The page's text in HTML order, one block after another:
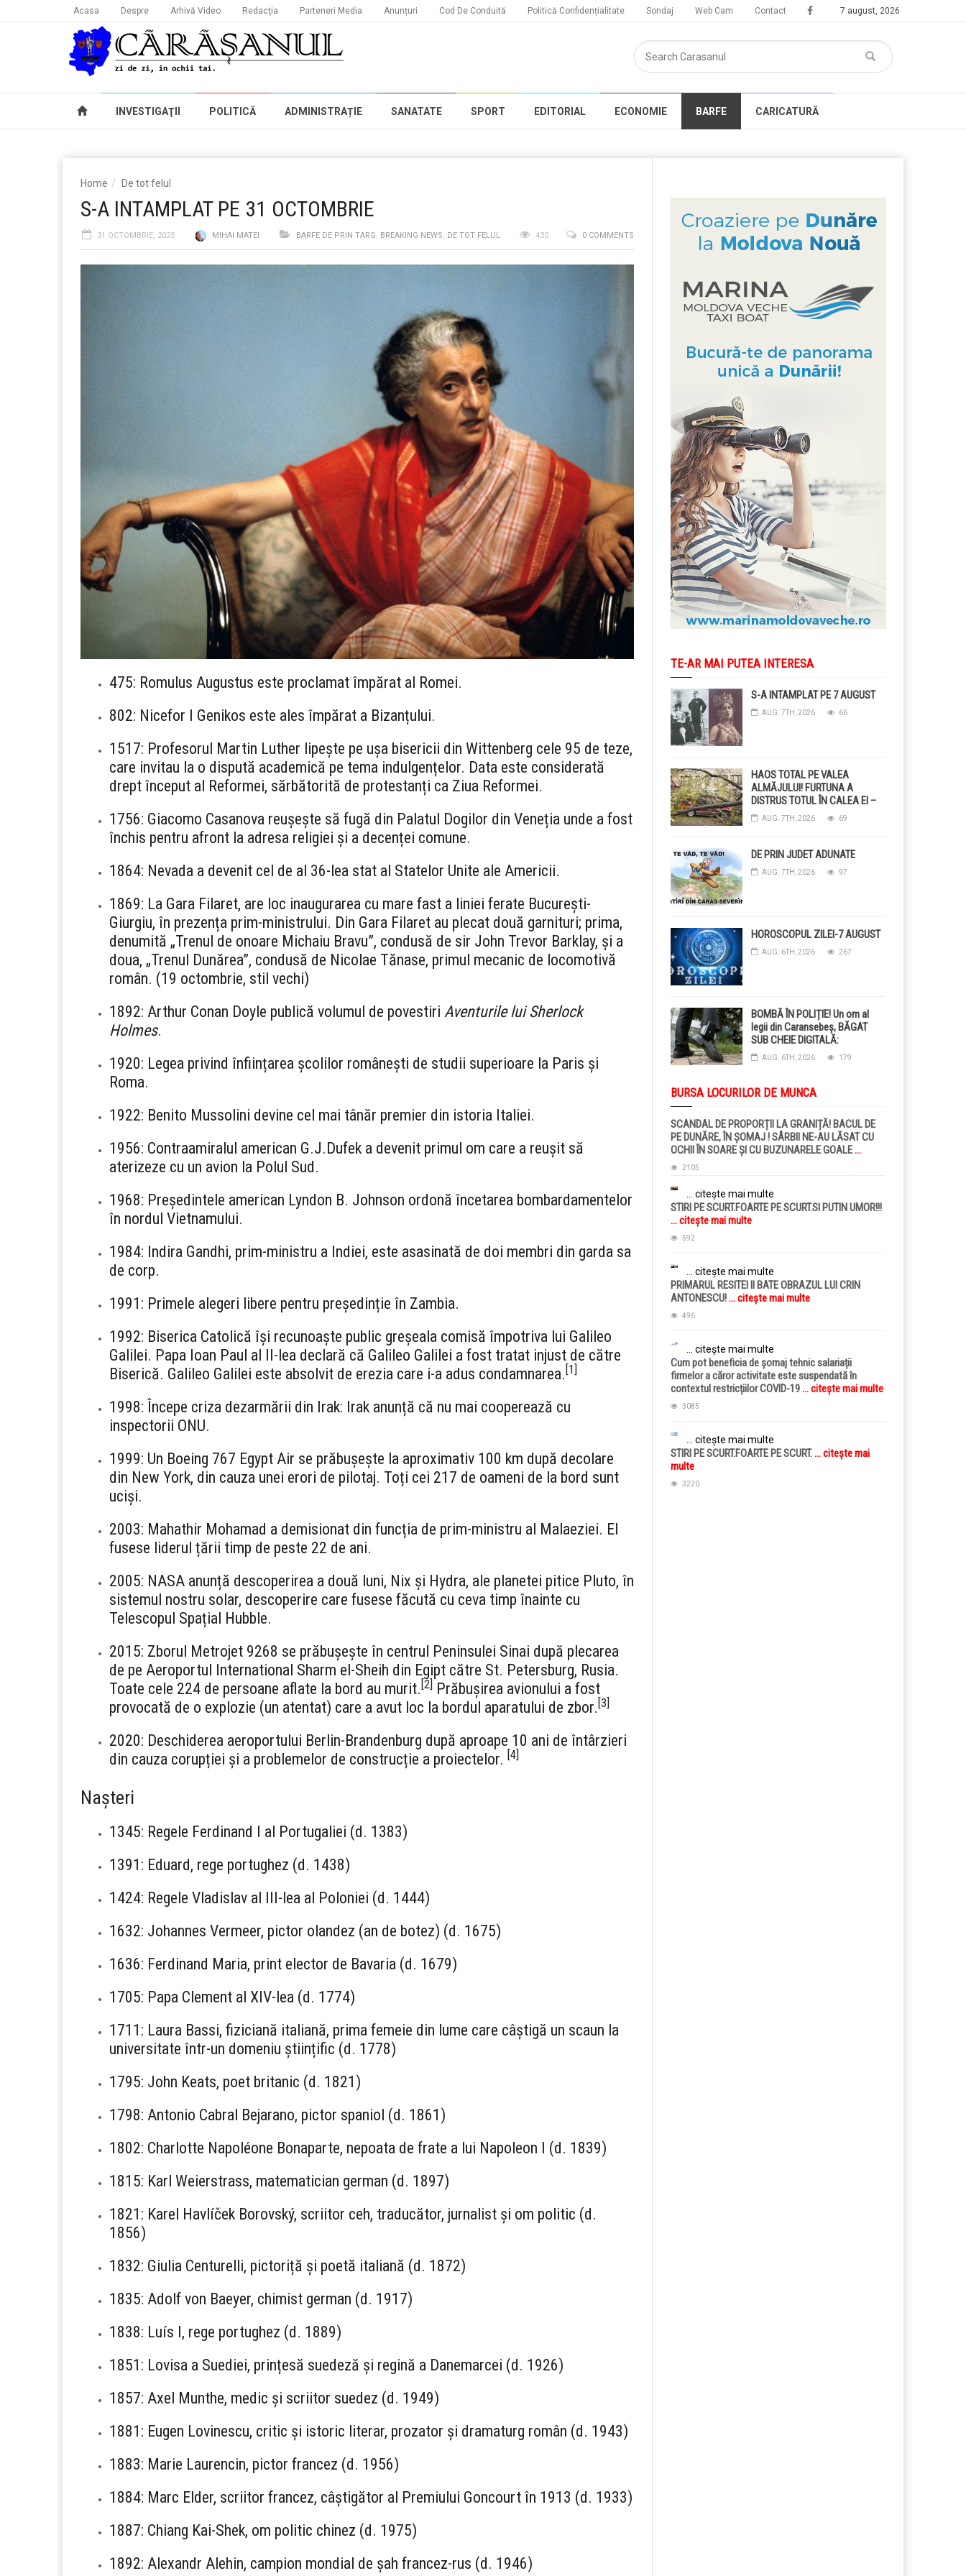
7 august, 2026
Acasa Despre Arhivă Video Redacţia Parteneri Media Anunțuri Cod De Conduită Politică Confidențialitate Sondaj Web Cam Contact
INVESTIGAŢII POLITICĂ ADMINISTRAȚIE SANATATE SPORT EDITORIAL ECONOMIE BARFE CARICATURĂ
Home De tot felul
S-A INTAMPLAT PE 31 OCTOMBRIE
31 OCTOMBRIE, 2025 MIHAI MATEI BARFE DE PRIN TARG, BREAKING NEWS, DE TOT FELUL 0 COMMENTS
430
475: Romulus Augustus este proclamat împărat al Romei.
802: Nicefor I Genikos este ales împărat a Bizanțului.
1517: Profesorul Martin Luther lipește pe ușa bisericii din Wittenberg cele 95 de teze,
care invitau la o dispută academică pe tema indulgențelor. Data este considerată
drept început al Reformei, sărbătorită de protestanți ca Ziua Reformei.
1756: Giacomo Casanova reușește să fugă din Palatul Dogilor din Veneția unde a fost
închis pentru afront la adresa religiei și a decenței comune.
1864: Nevada a devenit cel de al 36-lea stat al Statelor Unite ale Americii.
1869: La Gara Filaret, are loc inaugurarea cu mare fast a liniei ferate București-
Giurgiu, în prezența prim-ministrului. Din Gara Filaret au plecat două garnituri; prima,
denumită „Trenul de onoare Michaiu Bravu”, condusă de sir John Trevor Barklay, și a
doua, „Trenul Dunărea”, condusă de Nicolae Tănase, primul mecanic de locomotivă
român. (19 octombrie, stil vechi)
1892: Arthur Conan Doyle publică volumul de povestiri Aventurile lui Sherlock
Holmes.
1920: Legea privind înființarea școlilor românești de studii superioare la Paris și
Roma.
1922: Benito Mussolini devine cel mai tânăr premier din istoria Italiei.
1956: Contraamiralul american G.J.Dufek a devenit primul om care a reușit să
aterizeze cu un avion la Polul Sud.
1968: Președintele american Lyndon B. Johnson ordonă încetarea bombardamentelor
în nordul Vietnamului.
1984: Indira Gandhi, prim-ministru a Indiei, este asasinată de doi membri din garda sa
de corp.
1991: Primele alegeri libere pentru președinție în Zambia.
1992: Biserica Catolică își recunoaște public greșeala comisă împotriva lui Galileo
Galilei. Papa Ioan Paul al II-lea declară că Galileo Galilei a fost tratat injust de către
Biserică. Galileo Galilei este absolvit de erezia care i-a adus condamnarea. [1]
1998: Începe criza dezarmării din Irak: Irak anunță că nu mai cooperează cu
inspectorii ONU.
1999: Un Boeing 767 Egypt Air se prăbușește la aproximativ 100 km după decolare
din New York, din cauza unei erori de pilotaj. Toți cei 217 de oameni de la bord sunt
uciși.
2003: Mahathir Mohamad a demisionat din funcția de prim-ministru al Malaeziei. El
fusese liderul țării timp de peste 22 de ani.
2005: NASA anunță descoperirea a două luni, Nix și Hydra, ale planetei pitice Pluto, în
sistemul nostru solar, descoperire care fusese făcută cu ceva timp înainte cu
Telescopul Spațial Hubble.
2015: Zborul Metrojet 9268 se prăbușește în centrul Peninsulei Sinai după plecarea
de pe Aeroportul International Sharm el-Sheih din Egipt către St. Petersburg, Rusia.
Toate cele 224 de persoane aflate la bord au murit. [2] Prăbușirea avionului a fost
provocată de o explozie (un atentat) care a avut loc la bordul aparatului de zbor. [3]
2020: Deschiderea aeroportului Berlin-Brandenburg după aproape 10 ani de întârzieri
din cauza corupției și a problemelor de construcție a proiectelor. [4]
Nașteri
1345: Regele Ferdinand I al Portugaliei (d. 1383)
1391: Eduard, rege portughez (d. 1438)
1424: Regele Vladislav al III-lea al Poloniei (d. 1444)
1632: Johannes Vermeer, pictor olandez (an de botez) (d. 1675)
1636: Ferdinand Maria, print elector de Bavaria (d. 1679)
1705: Papa Clement al XIV-lea (d. 1774)
1711: Laura Bassi, fiziciană italiană, prima femeie din lume care câștigă un scaun la
universitate într-un domeniu științific (d. 1778)
1795: John Keats, poet britanic (d. 1821)
1798: Antonio Cabral Bejarano, pictor spaniol (d. 1861)
1802: Charlotte Napoléone Bonaparte, nepoata de frate a lui Napoleon I (d. 1839)
1815: Karl Weierstrass, matematician german (d. 1897)
1821: Karel Havlíček Borovský, scriitor ceh, traducător, jurnalist și om politic (d.
1856)
1832: Giulia Centurelli, pictoriță și poetă italiană (d. 1872)
1835: Adolf von Baeyer, chimist german (d. 1917)
1838: Luís I, rege portughez (d. 1889)
1851: Lovisa a Suediei, prințesă suedeză și regină a Danemarcei (d. 1926)
1857: Axel Munthe, medic și scriitor suedez (d. 1949)
1881: Eugen Lovinescu, critic și istoric literar, prozator și dramaturg român (d. 1943)
1883: Marie Laurencin, pictor francez (d. 1956)
1884: Marc Elder, scriitor francez, câștigător al Premiului Goncourt în 1913 (d. 1933)
1887: Chiang Kai-Shek, om politic chinez (d. 1975)
1892: Alexandr Alehin, campion mondial de șah francez-rus (d. 1946)
TE-AR MAI PUTEA INTERESA
S-A INTAMPLAT PE 7 AUGUST
AUG. 7TH, 2026 66
HAOS TOTAL PE VALEA
ALMĂJULUI! FURTUNA A
DISTRUS TOTUL ÎN CALEA EI –
COPACI CĂZUȚI, DRUMURI
BLOCAȚE, CURENT TĂIAT ȘI
GRINDINĂ!
AUG. 7TH, 2026 69
DE PRIN JUDET ADUNATE
AUG. 7TH, 2026 97
HOROSCOPUL ZILEI-7 AUGUST
AUG. 6TH, 2026 267
BOMBĂ ÎN POLIȚIE! Un om al
legii din Caransebeș, BĂGAT
SUB CHEIE DIGITALĂ:
Judecătorii i-au pus BRĂȚARĂ
ELECTRONICĂ la picior!
AUG. 6TH, 2026 179
BURSA LOCURILOR DE MUNCA
SCANDAL DE PROPORȚII LA GRANIȚĂ! BACUL DE
PE DUNĂRE, ÎN ȘOMAJ ! SÂRBII NE-AU LĂSAT CU
OCHII ÎN SOARE ȘI CU BUZUNARELE GOALE...
citește mai multe
2105
... citește mai multe
STIRI PE SCURT.FOARTE PE SCURT.SI PUTIN UMOR!!!
... citește mai multe
592
... citește mai multe
PRIMARUL RESITEI II BATE OBRAZUL LUI CRIN
ANTONESCU!... citește mai multe
496
... citește mai multe
Cum pot beneficia de șomaj tehnic salariații
firmelor a căror activitate este suspendată în
contextul restricțiilor COVID-19... citește mai multe
3085
... citește mai multe
STIRI PE SCURT.FOARTE PE SCURT.... citește mai
multe
3220